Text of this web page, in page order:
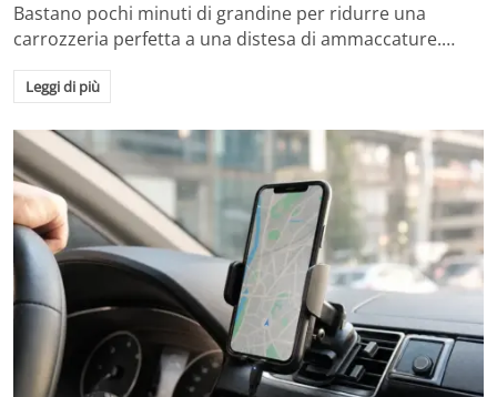
Bastano pochi minuti di grandine per ridurre una
carrozzeria perfetta a una distesa di ammaccature.…
Leggi di più